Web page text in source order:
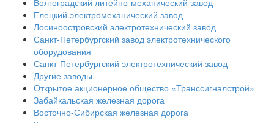
Волгоградский литейно-механический завод
Елецкий электромеханический завод
Лосиноостровский электротехнический завод
Санкт-Петербургский завод электротехнического
оборудования
Санкт-Петербургский электротехнический завод
Другие заводы
Открытое акционерное общество «Транссигналстрой»
Забайкальская железная дорога
Восточно-Сибирская железная дорога